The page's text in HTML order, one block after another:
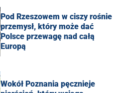
Pod Rzeszowem w ciszy rośnie
przemysł, który może dać
Polsce przewagę nad całą
Europą
Wokół Poznania pęcznieje